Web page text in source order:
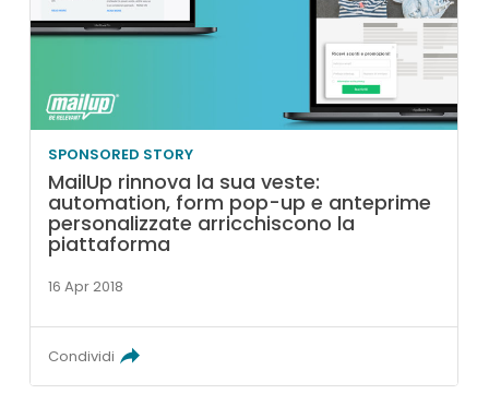
SPONSORED STORY
MailUp rinnova la sua veste:
automation, form pop-up e anteprime
personalizzate arricchiscono la
piattaforma
16 Apr 2018
Condividi